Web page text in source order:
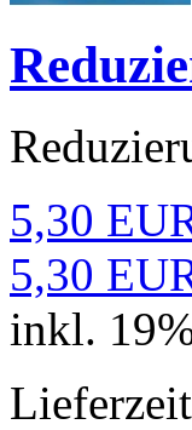
5,30
5,30
inkl.